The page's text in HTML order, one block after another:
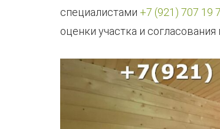
специалистами +7 (921) 707 19
оценки участка и согласования